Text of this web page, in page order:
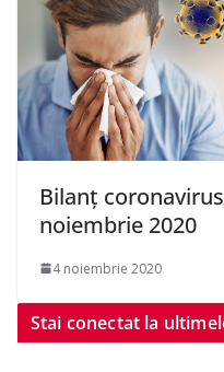
Bilanț
noiembrie 2020
4 noiembrie 2020
Stai conectat la